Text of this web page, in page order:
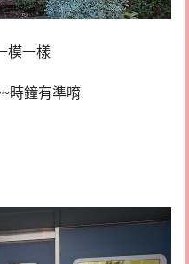
模一樣
時鐘有準唷